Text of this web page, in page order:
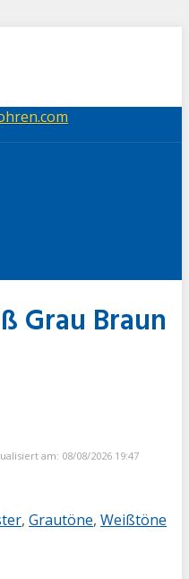
Grau Braun
am: 08/08/2026 19:47
, Grautöne, Weißtöne